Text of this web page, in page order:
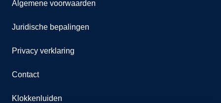
Algemene voorwaarden
Juridische bepalingen
Privacy verklaring
Contact
Klokkenluiden